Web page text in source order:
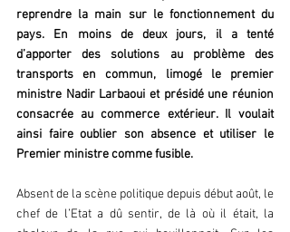
reprendre la main sur le fonctionnement du
pays. En moins de deux jours, il a tenté
d’apporter des solutions au problème des
transports en commun, limogé le premier
ministre Nadir Larbaoui et présidé une réunion
consacrée au commerce extérieur. Il voulait
ainsi faire oublier son absence et utiliser le
Premier ministre comme fusible.
Absent de la scène politique depuis début août, le
chef de l’Etat a dû sentir, de là où il était, la